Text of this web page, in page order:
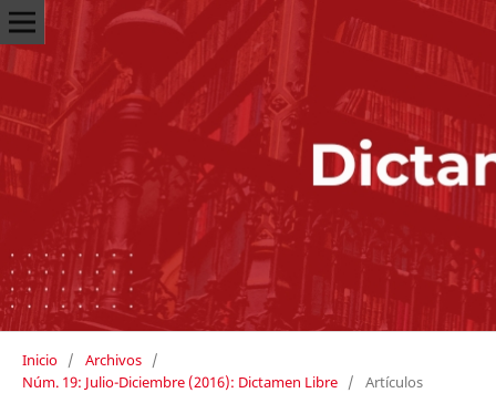
Inicio / Archivos /
Núm. 19: Julio-Diciembre (2016): Dictamen Libre / Artículos